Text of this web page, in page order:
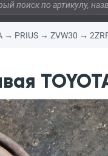
→ PRIUS → ZVW30 →